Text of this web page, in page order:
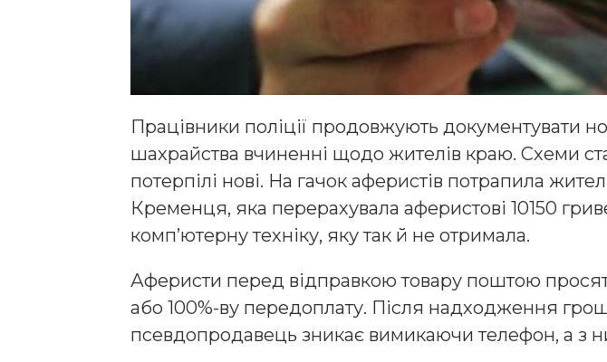
Працівники поліції продовжують документувати
шахрайства вчиненні щодо жителів краю. Схеми
потерпілі нові. На гачок аферистів потрапила
Кременця, яка перерахувала аферистові 10150
комп’ютерну техніку, яку так й не отримала.
Аферисти перед відправкою товару поштою
або 100%-ву передоплату. Після надходження
псевдопродавець зникає вимикаючи телефон, а з